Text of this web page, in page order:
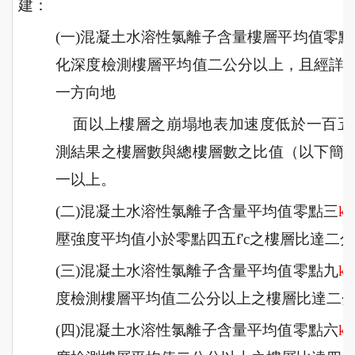
建：
(一)混凝土水溶性氯離子含量樓層平均值零
化深度檢測樓層平均值二公分以上，且經詳
一方向地
面以上樓層之崩塌地表加速度低於一百
測結果之樓層數與總樓層數之比值（以下簡
一以上。
(二)混凝土水溶性氯離子含量平均值零點三
壓強度平均值小於零點四五f'c之樓層比達二
(三)混凝土水溶性氯離子含量平均值零點九
度檢測樓層平均值二公分以上之樓層比達二
(四)混凝土水溶性氯離子含量平均值零點六